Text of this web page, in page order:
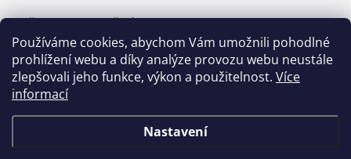
Používáme cookies, abychom Vám umožnili pohodlné
prohlížení webu a díky analýze provozu webu neustále
zlepšovali jeho funkce, výkon a použitelnost. Více
informací
Nastavení